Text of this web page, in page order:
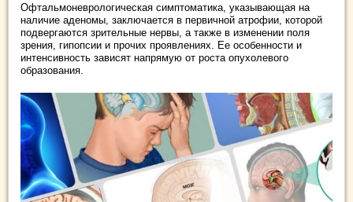
Офтальмоневрологическая симптоматика, указывающая на
наличие аденомы, заключается в первичной атрофии, которой
подвергаются зрительные нервы, а также в изменении поля
зрения, гипопсии и прочих проявлениях. Ее особенности и
интенсивность зависят напрямую от роста опухолевого
образования.